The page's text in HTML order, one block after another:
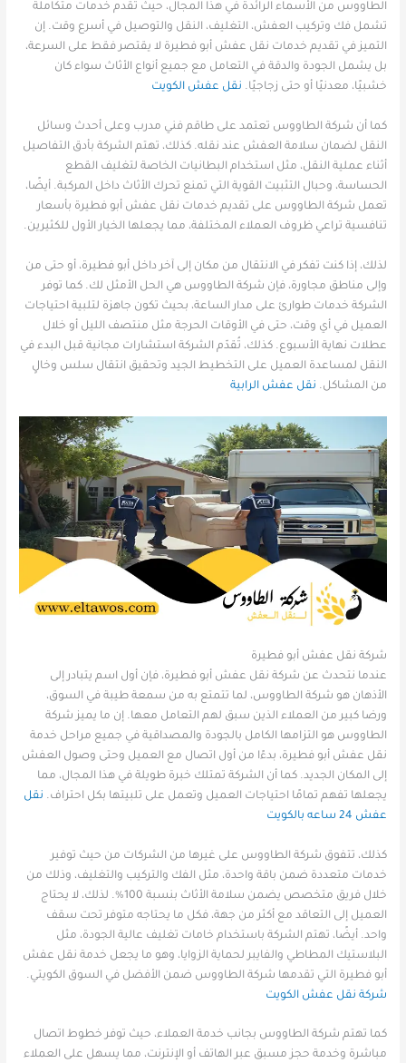
الطاووس من الأسماء الرائدة في هذا المجال، حيث تقدم خدمات متكاملة
تشمل فك وتركيب العفش، التغليف، النقل والتوصيل في أسرع وقت. إن
التميز في تقديم خدمات نقل عفش أبو فطيرة لا يقتصر فقط على السرعة،
بل يشمل الجودة والدقة في التعامل مع جميع أنواع الأثاث سواء كان
خشبيًا، معدنيًا أو حتى زجاجيًا. نقل عفش الكويت
كما أن شركة الطاووس تعتمد على طاقم فني مدرب وعلى أحدث وسائل
النقل لضمان سلامة العفش عند نقله. كذلك، تهتم الشركة بأدق التفاصيل
أثناء عملية النقل، مثل استخدام البطانيات الخاصة لتغليف القطع
الحساسة، وحبال التثبيت القوية التي تمنع تحرك الأثاث داخل المركبة. أيضًا،
تعمل شركة الطاووس على تقديم خدمات نقل عفش أبو فطيرة بأسعار
تنافسية تراعي ظروف العملاء المختلفة، مما يجعلها الخيار الأول للكثيرين.
لذلك، إذا كنت تفكر في الانتقال من مكان إلى آخر داخل أبو فطيرة، أو حتى من
وإلى مناطق مجاورة، فإن شركة الطاووس هي الحل الأمثل لك. كما توفر
الشركة خدمات طوارئ على مدار الساعة، بحيث تكون جاهزة لتلبية احتياجات
العميل في أي وقت، حتى في الأوقات الحرجة مثل منتصف الليل أو خلال
عطلات نهاية الأسبوع. كذلك، تُقدّم الشركة استشارات مجانية قبل البدء في
النقل لمساعدة العميل على التخطيط الجيد وتحقيق انتقال سلس وخالٍ
من المشاكل. نقل عفش الرابية
شركة نقل عفش أبو فطيرة
عندما نتحدث عن شركة نقل عفش أبو فطيرة، فإن أول اسم يتبادر إلى
الأذهان هو شركة الطاووس، لما تتمتع به من سمعة طيبة في السوق،
ورضا كبير من العملاء الذين سبق لهم التعامل معها. إن ما يميز شركة
الطاووس هو التزامها الكامل بالجودة والمصداقية في جميع مراحل خدمة
نقل عفش أبو فطيرة، بدءًا من أول اتصال مع العميل وحتى وصول العفش
إلى المكان الجديد. كما أن الشركة تمتلك خبرة طويلة في هذا المجال، مما
يجعلها تفهم تمامًا احتياجات العميل وتعمل على تلبيتها بكل احتراف. نقل
عفش 24 ساعه بالكويت
كذلك، تتفوق شركة الطاووس على غيرها من الشركات من حيث توفير
خدمات متعددة ضمن باقة واحدة، مثل الفك والتركيب والتغليف، وذلك من
خلال فريق متخصص يضمن سلامة الأثاث بنسبة 100%. لذلك، لا يحتاج
العميل إلى التعاقد مع أكثر من جهة، فكل ما يحتاجه متوفر تحت سقف
واحد. أيضًا، تهتم الشركة باستخدام خامات تغليف عالية الجودة، مثل
البلاستيك المطاطي والفايبر لحماية الزوايا، وهو ما يجعل خدمة نقل عفش
أبو فطيرة التي تقدمها شركة الطاووس ضمن الأفضل في السوق الكويتي.
شركة نقل عفش الكويت
كما تهتم شركة الطاووس بجانب خدمة العملاء، حيث توفر خطوط اتصال
مباشرة وخدمة حجز مسبق عبر الهاتف أو الإنترنت، مما يسهل على العملاء